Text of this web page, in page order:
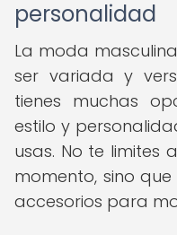
personalidad
La moda
ser variada y
tienes muchas
estilo y
usas. No te limites
momento, sino
accesorios para